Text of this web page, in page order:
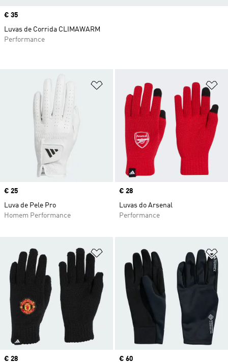
Adicionar à Lista de Desejos
Price
€ 25
Luva de Pele Pro
Homem Performance
Price
€ 28
Luvas do Arsenal
Performance
Adicionar à Lista de Desejos
Price
€ 28
Price
€ 60
Price
€ 35
Luvas de Corrida CLIMAWARM
Performance